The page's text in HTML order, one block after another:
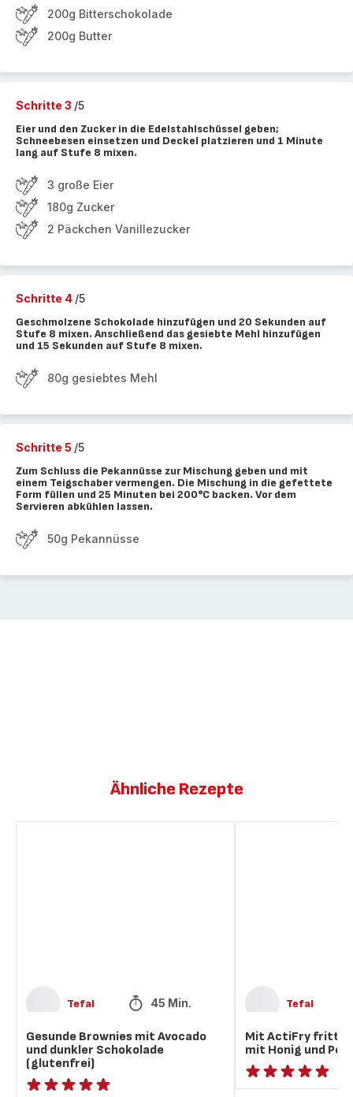
200g Bitterschokolade
200g Butter
Schritte 3 /5
Eier und den Zucker in die Edelstahlschüssel geben;
Schneebesen einsetzen und Deckel platzieren und 1 Minute
lang auf Stufe 8 mixen.
3 große Eier
180g Zucker
2 Päckchen Vanillezucker
Schritte 4 /5
Geschmolzene Schokolade hinzufügen und 20 Sekunden auf
Stufe 8 mixen. Anschließend das gesiebte Mehl hinzufügen
und 15 Sekunden auf Stufe 8 mixen.
80g gesiebtes Mehl
Schritte 5 /5
Zum Schluss die Pekannüsse zur Mischung geben und mit
einem Teigschaber vermengen. Die Mischung in die gefettete
Form füllen und 25 Minuten bei 200°C backen. Vor dem
Servieren abkühlen lassen.
50g Pekannüsse
Ähnliche Rezepte
Tefal 45 Min.
Gesunde Brownies mit Avocado
und dunkler Schokolade
(glutenfrei)
Tefal
Mit ActiFry
mit Honig und
ratings.NaN